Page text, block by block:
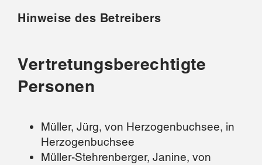
Hinweise des Betreibers
Vertretungsberechtigte
Personen
Müller, Jürg, von Herzogenbuchsee, in
Herzogenbuchsee
Müller-Stehrenberger, Janine, von